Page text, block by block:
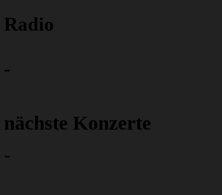
Radio
-
nächste Konzerte
-